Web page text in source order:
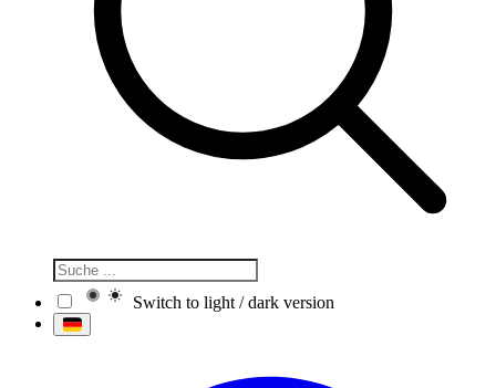
Switch to light / dark version